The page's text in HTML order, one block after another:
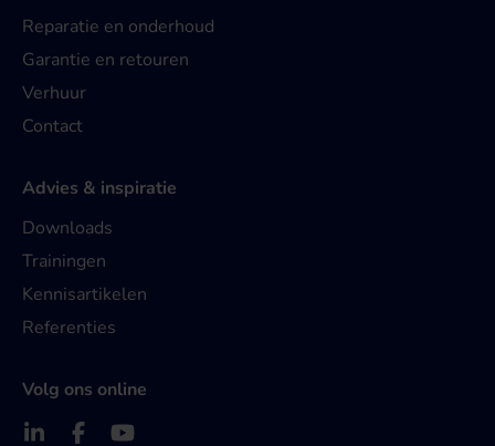
Reparatie en onderhoud
Garantie en retouren
Verhuur
Contact
Advies & inspiratie
Downloads
Trainingen
Kennisartikelen
Referenties
Volg ons online